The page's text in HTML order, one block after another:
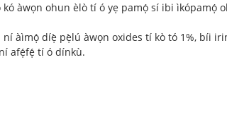
àwọn ohun èlò tí ó yẹ pamọ́ sí ibi ìkópamọ́
àìmọ́ díẹ̀ pẹ̀lú àwọn oxides tí kò tó 1%, bíi
afẹ́fẹ́ tí ó dínkù.